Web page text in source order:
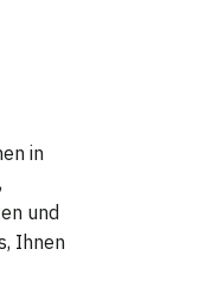
in
und
Ihnen